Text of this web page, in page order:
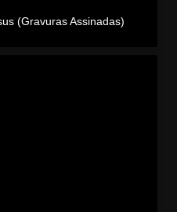
(Gravuras Assinadas)